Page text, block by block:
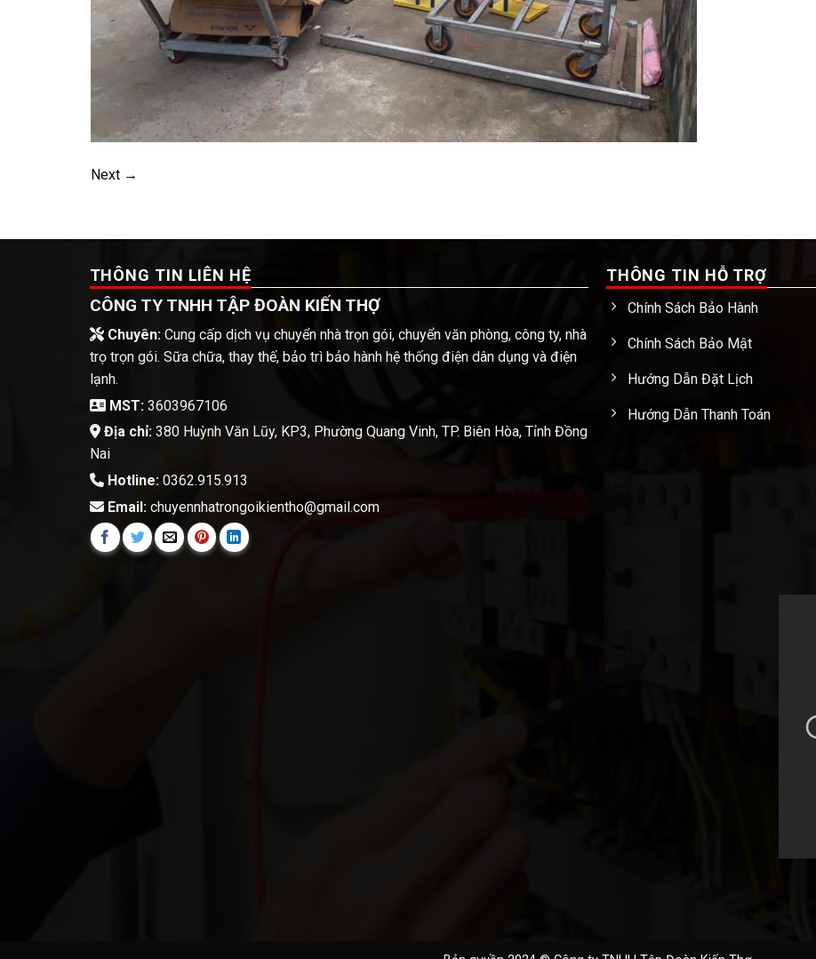
Next →
THÔNG TIN LIÊN HỆ
CÔNG TY TNHH TẬP ĐOÀN KIẾN THỢ
Chuyên:Cung cấp dịch vụ chuyển nhà trọn gói, chuyển văn phòng, công ty, nhà
trọ trọn gói. Sữa chữa, thay thế, bảo trì bảo hành hệ thống điện dân dụng và điện
lạnh.
MST:3603967106
Địa chỉ:380 Huỳnh Văn Lũy, KP3, Phường Quang Vinh, TP. Biên Hòa, Tỉnh Đồng
Nai
Hotline:0362.915.913
Email:chuyennhatrongoikientho@gmail.com
THÔNG TIN HỖ TRỢ
Chính Sách Bảo Hành
Chính Sách Bảo Mật
Hướng Dẫn Đặt Lịch
Hướng Dẫn Thanh Toán